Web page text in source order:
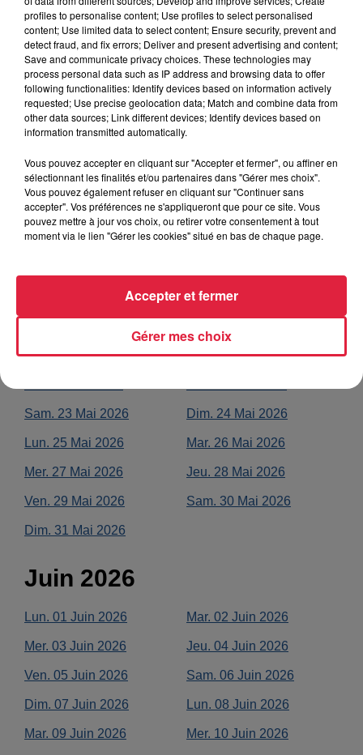
Mer. 29Avril 2026 Jeu. 30Avril 2026
Mai 2026
Ven. 01 Mai 2026 Sam. 02 Mai 2026
Dim. 03 Mai 2026 Lun. 04 Mai 2026
Jeu. 07 Mai 2026 Ven. 08 Mai 2026
Sam. 09 Mai 2026 Dim. 10 Mai 2026
Lun. 11 Mai 2026 Mar. 12 Mai 2026
Sam. 16 Mai
Mar. 19 Mai 2026 Mer. 20 Mai 2026
Sam. 23 Mai 2026 Dim. 24 Mai 2026
Lun. 25 Mai 2026 Mar. 26 Mai 2026
Mer. 27 Mai 2026 Jeu. 28 Mai 2026
Ven. 29 Mai 2026 Sam. 30 Mai 2026
Dim. 31 Mai 2026
Juin 2026
Lun. 01 Juin 2026 Mar. 02 Juin 2026
Mer. 03 Juin 2026 Jeu. 04 Juin 2026
Ven. 05 Juin 2026 Sam. 06 Juin 2026
Dim. 07 Juin 2026 Lun. 08 Juin 2026
Mar. 09 Juin 2026 Mer. 10 Juin 2026
profiles to personalise content; Use profiles to select personalised
content; Use limited data to select content; Ensure security, prevent and
detect fraud, and fix errors; Deliver and present advertising and content;
Save and communicate privacy choices. These technologies may
process personal data such as IP address and browsing data to offer
following functionalities: Identify devices based on information actively
requested; Use precise geolocation data; Match and combine data from
other data sources; Link different devices; Identify devices based on
information transmitted automatically.
Vous pouvez accepter en cliquant sur "Accepter et fermer", ou affiner en
sélectionnant les finalités et/ou partenaires dans "Gérer mes choix".
Vous pouvez également refuser en cliquant sur "Continuer sans
accepter". Vos préférences ne s'appliqueront que pour ce site. Vous
pouvez mettre à jour vos choix, ou retirer votre consentement à tout
moment via le lien "Gérer les cookies" situé en bas de chaque page.
Gérer mes choix
Accepter et fermer